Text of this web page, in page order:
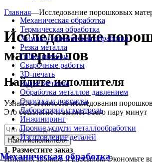
Механическая обработка
Термическая обработка
Химико-термическая обработка
Резка металла
Гибка металла
Сварочные работы
3D-печать
Литьё металла
Обработка металлов давлением
Очистка и покраска
Лаборатория и контроль
Инжиниринг
Прочие услуги металлообработки
Изготовление деталей
Механическая обработка
Главная—Исследование порошковых
Исследование
материалов
Найдите исполнителя
Узнайте стоимость исследования
Это бесплатно и займет всего пару минут
Найти исполнителя
1. Разместите заказ
Никаких звонков и рассылок. Экономьте